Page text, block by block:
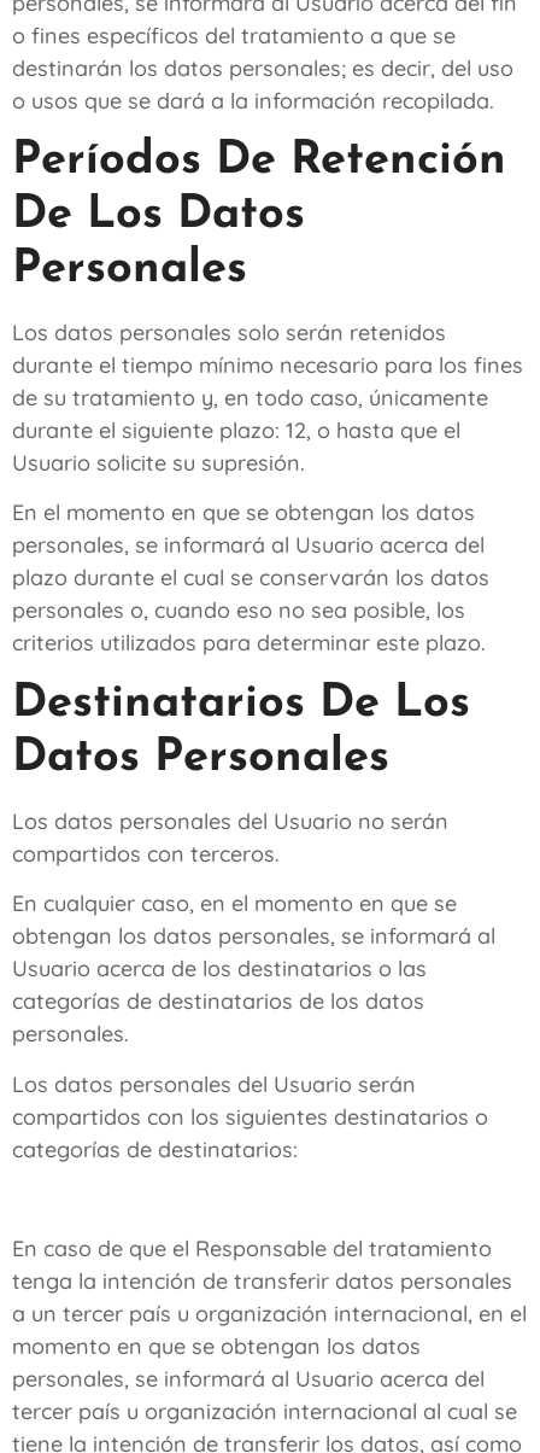
o fines específicos del tratamiento a que se
destinarán los datos personales; es decir, del uso
o usos que se dará a la información recopilada.
Períodos De Retención
De Los Datos
Personales
Los datos personales solo serán retenidos
durante el tiempo mínimo necesario para los fines
de su tratamiento y, en todo caso, únicamente
durante el siguiente plazo: 12, o hasta que el
Usuario solicite su supresión.
En el momento en que se obtengan los datos
personales, se informará al Usuario acerca del
plazo durante el cual se conservarán los datos
personales o, cuando eso no sea posible, los
criterios utilizados para determinar este plazo.
Destinatarios De Los
Datos Personales
Los datos personales del Usuario no serán
compartidos con terceros.
En cualquier caso, en el momento en que se
obtengan los datos personales, se informará al
Usuario acerca de los destinatarios o las
categorías de destinatarios de los datos
personales.
Los datos personales del Usuario serán
compartidos con los siguientes destinatarios o
categorías de destinatarios:
En caso de que el Responsable del tratamiento
tenga la intención de transferir datos personales
a un tercer país u organización internacional, en el
momento en que se obtengan los datos
personales, se informará al Usuario acerca del
tercer país u organización internacional al cual se
tiene la intención de transferir los datos, así como